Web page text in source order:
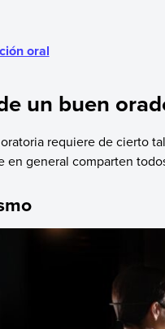
oral
un buen
requiere de cierto
en general comparten